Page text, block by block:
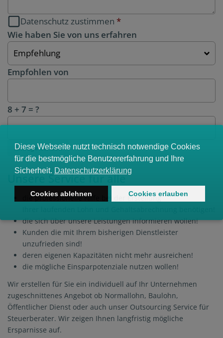
Datenschutz zustimmen *
Wie haben Sie von uns erfahren
Empfehlung
Empfohlen von
8 + 7 = ?
Anfrage senden
Unsere Service für alle
die professionelle Hilfe bei der Erstellung
die sich über unsere Leistungen informieren wollen!
Kunden die mit Ihrem bisherigen Dienstleister
unzufrieden sind!
deren eigenen Kapazitäten nicht mehr ausreichen!
die mögliche Einsparpotenziale nutzen wollen!
Wir erstellen für Sie ein individuell auf Ihr Unternehmen
zugeschnittenes Angebot ob Normallohn, Baulohn,
Öffentlicher Dienst oder auch unser Outsourcing Service für
Steuerberater. Wir zeigen Ihnen langfristig mögliche
Ersparnisse auf.